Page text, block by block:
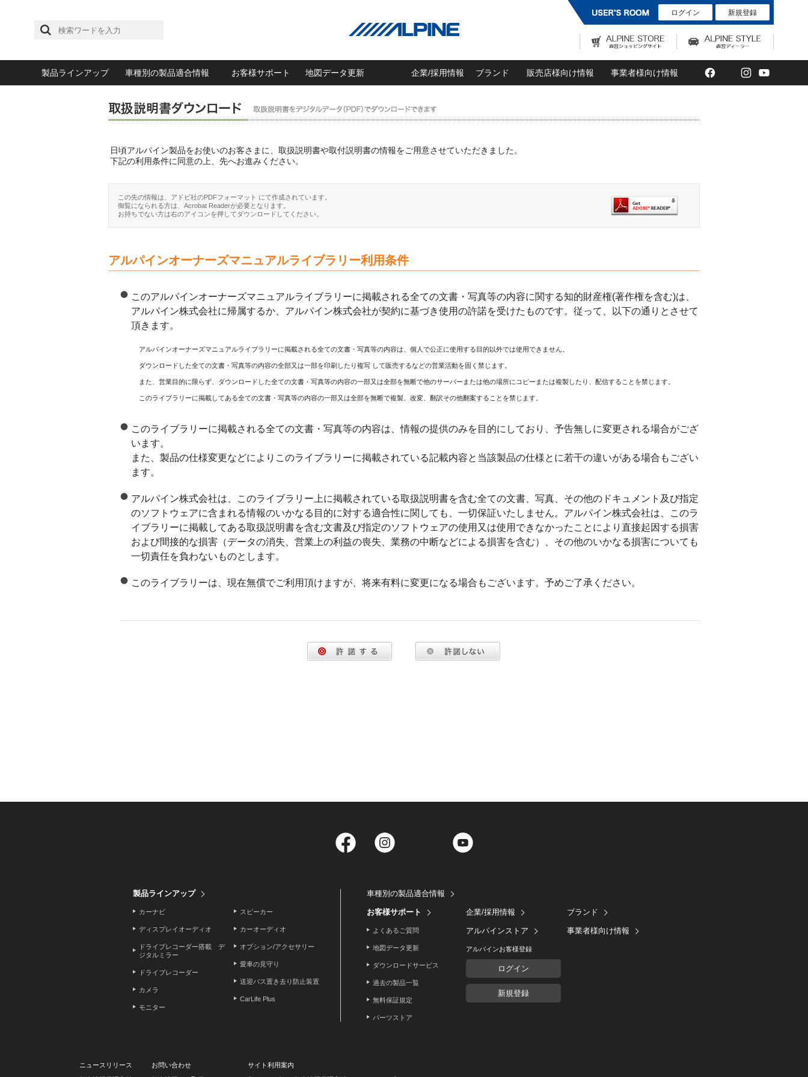
ログイン 新規登録
製品ラインアップ 車種別の製品適合情報 お客様サポート 地図データ更新 企業/採用情報 ブランド 販売店様向け情報 事業者様向け情報 Facebook
TwitterInstagram
日頃アルパイン製品をお使いのお客さまに、取扱説明書や取付説明書の情報をご用意させていただきました。
下記の利用条件に同意の上、先へお進みください。
この先の情報は、アドビ社のPDFフォーマット にて作成されています。
御覧になられる方は、Acrobat Readerが必要となります。
お持ちでない方は右のアイコンを押してダウンロードしてください。
アルパインオーナーズマニュアルライブラリー利用条件
このアルパインオーナーズマニュアルライブラリーに掲載される全ての文書・写真等の内容に関する知的財産権(著作権を含む)は、
アルパイン株式会社に帰属するか、アルパイン株式会社が契約に基づき使用の許諾を受けたものです。従って、以下の通りとさせて
頂きます。
アルパインオーナーズマニュアルライブラリーに掲載される全ての文書・写真等の内容は、個人で公正に使用する目的以外では使用できません。
ダウンロードした全ての文書・写真等の内容の全部又は一部を印刷したり複写 して販売するなどの営業活動を固く禁じます。
また、営業目的に限らず、ダウンロードした全ての文書・写真等の内容の一部又は全部を無断で他のサーバーまたは他の場所にコピーまたは複製したり、配信することを禁じます。
このライブラリーに掲載してある全ての文書・写真等の内容の一部又は全部を無断で複製、改変、翻訳その他翻案することを禁じます。
このライブラリーに掲載される全ての文書・写真等の内容は、情報の提供のみを目的にしており、予告無しに変更される場合がござ
います。
また、製品の仕様変更などによりこのライブラリーに掲載されている記載内容と当該製品の仕様とに若干の違いがある場合もござい
ます。
アルパイン株式会社は、このライブラリー上に掲載されている取扱説明書を含む全ての文書、写真、その他のドキュメント及び指定
のソフトウェアに含まれる情報のいかなる目的に対する適合性に関しても、一切保証いたしません。アルパイン株式会社は、このラ
イブラリーに掲載してある取扱説明書を含む文書及び指定のソフトウェアの使用又は使用できなかったことにより直接起因する損害
および間接的な損害（データの消失、営業上の利益の喪失、業務の中断などによる損害を含む）、その他のいかなる損害についても
一切責任を負わないものとします。
このライブラリーは、現在無償でご利用頂けますが、将来有料に変更になる場合もございます。予めご了承ください。
Facebook Twitter
製品ラインアップ
カーナビ
ディスプレイオーディオ
ドライブレコーダー搭載 デ
ジタルミラー
ドライブレコーダー
カメラ
モニター
スピーカー
カーオーディオ
オプション/アクセサリー
愛車の見守り
送迎バス置き去り防止装置
CarLife Plus
車種別の製品適合情報
お客様サポート
よくあるご質問
地図データ更新
ダウンロードサービス
過去の製品一覧
無料保証規定
パーツストア
企業/採用情報
アルパインストア
アルパインお客様登録
ログイン
新規登録
ブランド
事業者様向け情報
ニュースリリース お問い合わせ
サイト利用案内